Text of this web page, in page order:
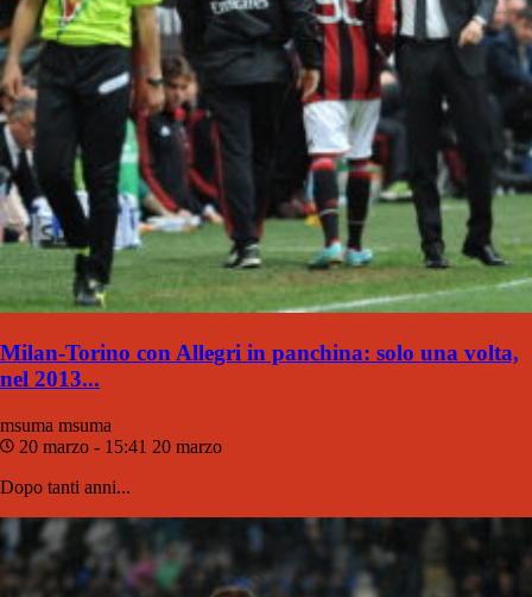
Milan-Torino con Allegri in panchina: solo una volta,
nel 2013...
msuma msuma
20 marzo - 15:41 20 marzo
Dopo tanti anni...